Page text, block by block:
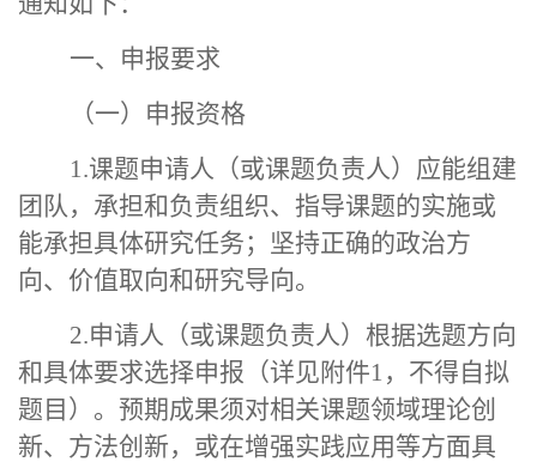
一、 申报要求
（一）申报资格
1.课题申请人（或课题负责人）应能组建
团队 ， 承担和负责组织、指导课题的实施或
能承担具体研究任务；坚持正确的政治方
向、 价值取向和研究导向。
2.申请人（或课题负责人）根据选题方向
和具体要求选择申报（详见附件1，不得自拟
题目）。预期成果须对相关课题领域理论创
新、方法创新，或在增强实践应用等方面具